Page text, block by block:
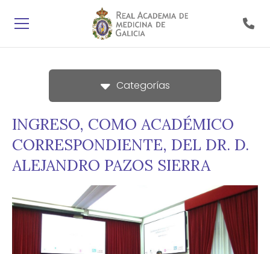
Categorías
INGRESO, COMO ACADÉMICO
CORRESPONDIENTE, DEL DR. D.
ALEJANDRO PAZOS SIERRA